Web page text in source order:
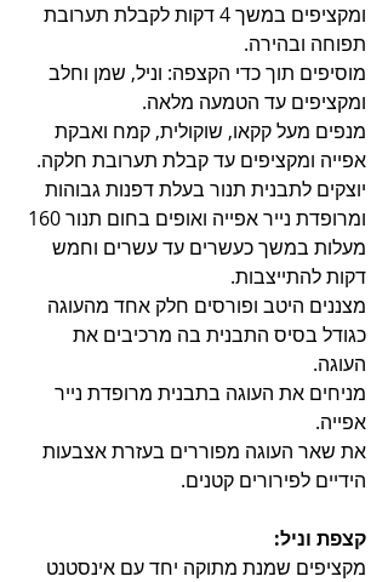
ומקציפים במשך 4 דקות לקבלת תערובת
תפוחה ובהירה.
מוסיפים תוך כדי הקצפה: וניל, שמן וחלב
ומקציפים עד הטמעה מלאה.
מנפים מעל קקאו, שוקולית, קמח ואבקת
אפייה ומקציפים עד קבלת תערובת חלקה.
יוצקים לתבנית תנור בעלת דפנות גבוהות
מעלות במשך כעשרים עד עשרים וחמש
דקות להתייצבות.
מצננים היטב ופורסים חלק אחד מהעוגה
כגודל בסיס התבנית בה מרכיבים את
העוגה.
מניחים את העוגה בתבנית מרופדת נייר
אפייה.
את שאר העוגה מפוררים בעזרת אצבעות
הידיים לפירורים קטנים.
קצפת וניל:
מקציפים שמנת מתוקה יחד עם אינסטנט